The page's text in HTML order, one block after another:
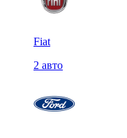
Fiat
2 авто